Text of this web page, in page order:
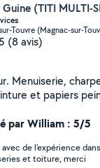
(TITI MULTI-
Touvre (Magnac-sur-
(8 avis)
Menuiserie,
et papiers
par William : 5/5
de l'expérience
et toiture, merci